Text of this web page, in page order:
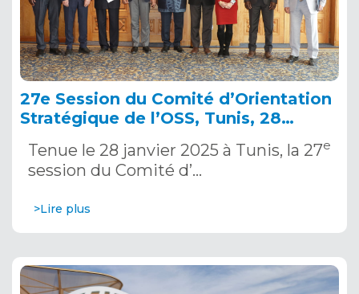
27e Session du Comité d’Orientation
Stratégique de l’OSS, Tunis, 28
Tenue le 28 janvier 2025 à Tunis, la 27e
session du Comité d’…
>Lire plus